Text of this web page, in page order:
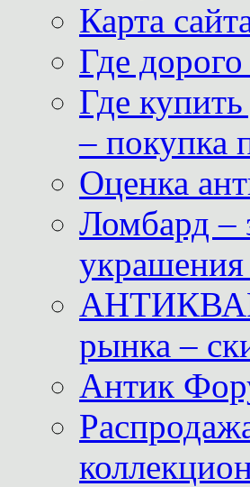
Карта
Где
Где
– покупка
Оценка
Ломбард –
украшения
рынка –
Антик